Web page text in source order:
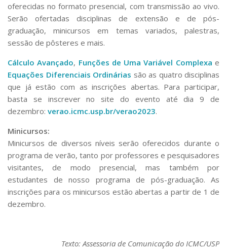
Agenda de Eventos
Defesa de Teses
oferecidas no formato presencial, com transmissão ao vivo.
Serão ofertadas disciplinas de extensão e de pós-
graduação, minicursos em temas variados, palestras,
sessão de pôsteres e mais.
Cálculo Avançado, Funções de Uma Variável Complexa e
Equações Diferenciais Ordinárias são as quatro disciplinas
que já estão com as inscrições abertas. Para participar,
basta se inscrever no site do evento até dia 9 de
dezembro: verao.icmc.usp.br/verao2023.
Minicursos:
Minicursos de diversos níveis serão oferecidos durante o
programa de verão, tanto por professores e pesquisadores
visitantes, de modo presencial, mas também por
estudantes de nosso programa de pós-graduação. As
inscrições para os minicursos estão abertas a partir de 1 de
dezembro.
Texto: Assessoria de Comunicação do ICMC/USP